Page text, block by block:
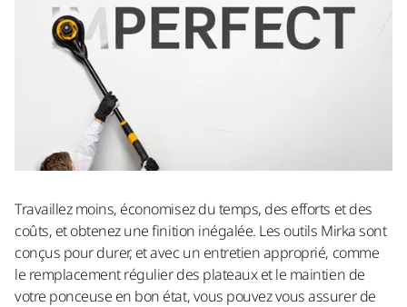
Travaillez moins, économisez du temps, des efforts et des
coûts, et obtenez une finition inégalée. Les outils Mirka sont
conçus pour durer, et avec un entretien approprié, comme
le remplacement régulier des plateaux et le maintien de
votre ponceuse en bon état, vous pouvez vous assurer de